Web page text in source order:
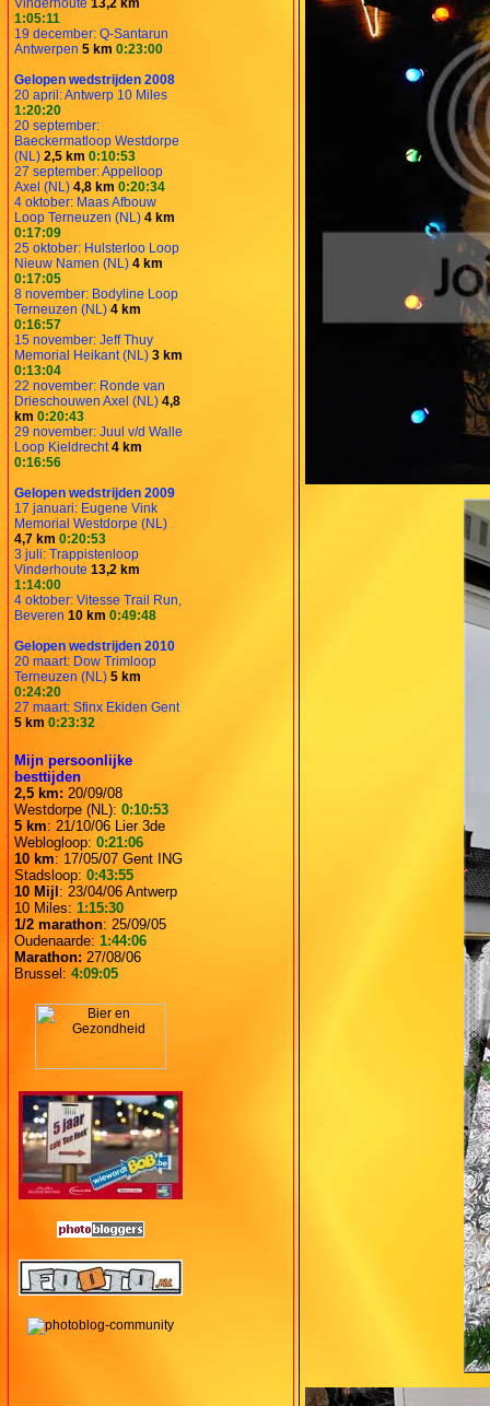
1:05:11
19 december: Q-Santarun
Antwerpen 5 km 0:23:00
Gelopen wedstrijden 2008
20 april: Antwerp 10 Miles
1:20:20
20 september:
Baeckermatloop Westdorpe
(NL) 2,5 km 0:10:53
27 september: Appelloop
Axel (NL) 4,8 km 0:20:34
4 oktober: Maas Afbouw
Loop Terneuzen (NL) 4 km
0:17:09
25 oktober: Hulsterloo Loop
Nieuw Namen (NL) 4 km
0:17:05
8 november: Bodyline Loop
Terneuzen (NL) 4 km
0:16:57
15 november: Jeff Thuy
Memorial Heikant (NL) 3 km
0:13:04
22 november: Ronde van
Drieschouwen Axel (NL) 4,8
km 0:20:43
29 november: Juul v/d Walle
Loop Kieldrecht4 km
0:16:56
Gelopen wedstrijden 2009
17 januari: Eugene Vink
Memorial Westdorpe (NL)
4,7 km 0:20:53
3 juli: Trappistenloop
Vinderhoute 13,2 km
1:14:00
4 oktober: Vitesse Trail Run,
Beveren 10 km 0:49:48
Gelopen wedstrijden 2010
20 maart: Dow Trimloop
Terneuzen (NL) 5 km
0:24:20
27 maart: Sfinx Ekiden Gent
5 km 0:23:32
Mijn persoonlijke
besttijden
2,5 km: 20/09/08
Westdorpe (NL): 0:10:53
5 km: 21/10/06 Lier 3de
Weblogloop: 0:21:06
10 km: 17/05/07 Gent ING
Stadsloop: 0:43:55
10 Mijl: 23/04/06 Antwerp
10 Miles: 1:15:30
1/2 marathon: 25/09/05
Oudenaarde: 1:44:06
Marathon: 27/08/06
Brussel: 4:09:05